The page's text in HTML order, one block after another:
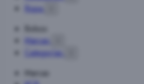
Ropa
Bolsos
Marcas
Categorías
Marcas